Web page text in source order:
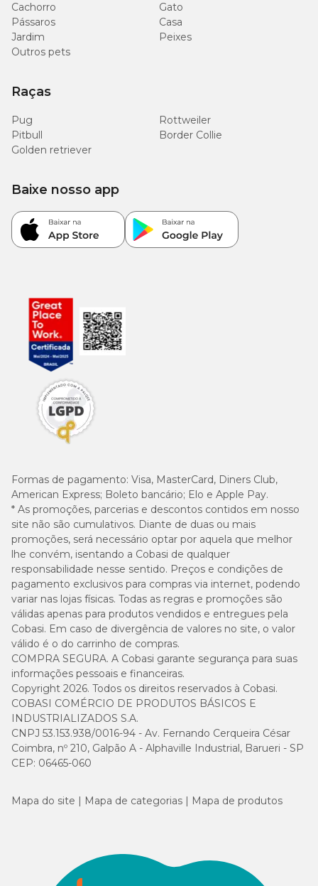
Cachorro
Gato
Pássaros
Casa
Jardim
Peixes
Outros pets
Raças
Pug
Rottweiler
Pitbull
Border Collie
Golden retriever
Formas de pagamento: Visa, MasterCard, Diners Club,
American Express; Boleto bancário; Elo e Apple Pay.
* As promoções, parcerias e descontos contidos em nosso
site não são cumulativos. Diante de duas ou mais
promoções, será necessário optar por aquela que melhor
lhe convém, isentando a Cobasi de qualquer
responsabilidade nesse sentido. Preços e condições de
pagamento exclusivos para compras via internet, podendo
variar nas lojas físicas. Todas as regras e promoções são
válidas apenas para produtos vendidos e entregues pela
Cobasi. Em caso de divergência de valores no site, o valor
válido é o do carrinho de compras.
COMPRA SEGURA. A Cobasi garante segurança para suas
informações pessoais e financeiras.
Copyright 2026. Todos os direitos reservados à Cobasi.
COBASI COMÉRCIO DE PRODUTOS BÁSICOS E
INDUSTRIALIZADOS S.A.
CNPJ 53.153.938/0016-94 - Av. Fernando Cerqueira César
Coimbra, nº 210, Galpão A - Alphaville Industrial, Barueri - SP
CEP: 06465-060
Baixe nosso app
Mapa do site Mapa de categorias Mapa de produtos